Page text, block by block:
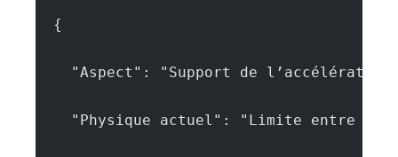
  {
"Aspect": "Support de
"Physique actuel": "Limite entre 4